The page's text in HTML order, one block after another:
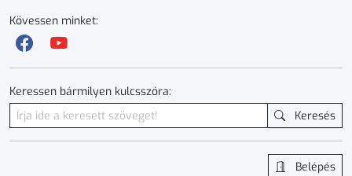
Kövessen minket:
Keressen bármilyen kulcsszóra:
Keresés
Belépés